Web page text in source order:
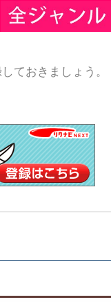
ておきましょう。